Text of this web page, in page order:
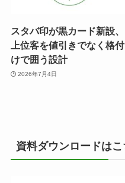
スタバ印が黒カード新設、
上位客を値引きでなく格付
けで囲う設計
2026年7月4日
資料ダウンロードはこ